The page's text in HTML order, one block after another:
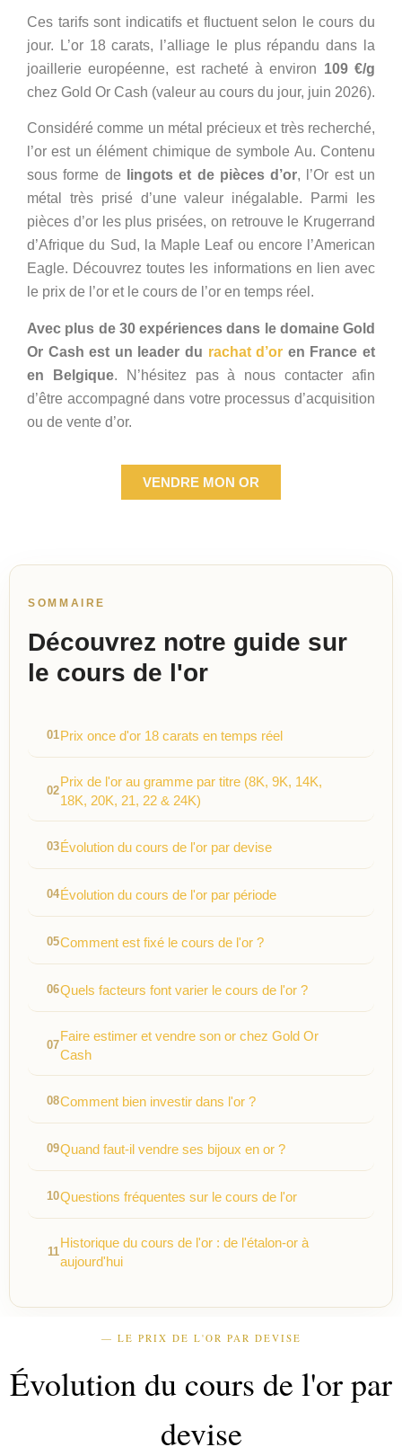
Ces tarifs sont indicatifs et fluctuent selon le cours du
jour. L’or 18 carats, l’alliage le plus répandu dans la
joaillerie européenne, est racheté à environ 109 €/g
chez Gold Or Cash (valeur au cours du jour, juin 2026).
Considéré comme un métal précieux et très recherché,
l’or est un élément chimique de symbole Au. Contenu
sous forme de lingots et de pièces d’or, l’Or est un
métal très prisé d’une valeur inégalable. Parmi les
pièces d’or les plus prisées, on retrouve le Krugerrand
d’Afrique du Sud, la Maple Leaf ou encore l’American
Eagle. Découvrez toutes les informations en lien avec
le prix de l’or et le cours de l’or en temps réel.
Avec plus de 30 expériences dans le domaine Gold
Or Cash est un leader du rachat d’or en France et
en Belgique. N’hésitez pas à nous contacter afin
d’être accompagné dans votre processus d’acquisition
ou de vente d’or.
VENDRE MON OR
SOMMAIRE
Découvrez notre guide sur
le cours de l'or
Prix once d'or 18 carats en temps réel
Prix de l'or au gramme par titre (8K, 9K, 14K,
18K, 20K, 21, 22 & 24K)
Évolution du cours de l'or par devise
Évolution du cours de l'or par période
Comment est fixé le cours de l'or ?
Quels facteurs font varier le cours de l'or ?
Faire estimer et vendre son or chez Gold Or
Cash
Comment bien investir dans l'or ?
Quand faut-il vendre ses bijoux en or ?
Questions fréquentes sur le cours de l'or
Historique du cours de l'or : de l'étalon-or à
aujourd'hui
— LE PRIX DE L'OR PAR DEVISE
Évolution du cours de l'or par
devise